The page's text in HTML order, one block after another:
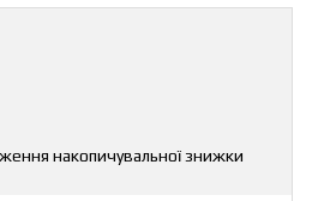
накопичувальної знижки